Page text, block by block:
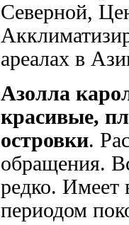
Северной,
ареалах в
Азолла
красивые,
островки.
обращения.
редко. Имеет
периодом